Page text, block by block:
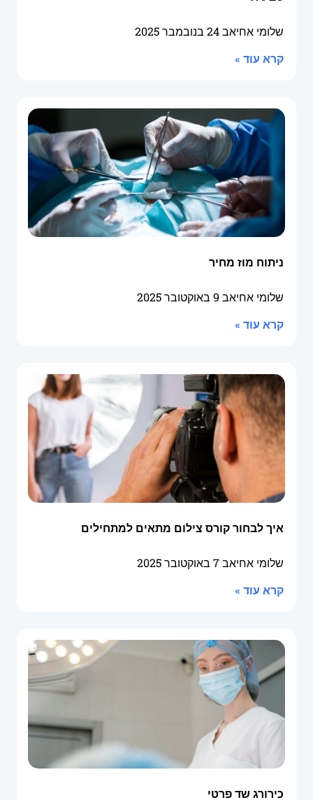
שלומי אחיאב24 בנובמבר 2025
קרא עוד »
ניתוח מוז מחיר
שלומי אחיאב 9 באוקטובר 2025
קרא עוד »
איך לבחור קורס צילום מתאים למתחילים
שלומי אחיאב7 באוקטובר 2025
קרא עוד »
כירורג שד פרטי